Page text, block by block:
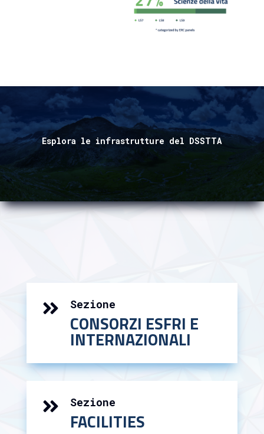
Esplora le infrastrutture del DSSTTA
 Sezione
CONSORZI ESFRI E
INTERNAZIONALI
 Sezione
FACILITIES